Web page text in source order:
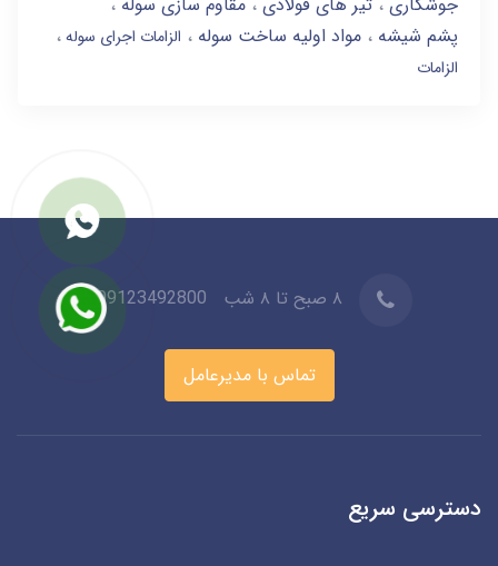
پشم شیشه
مواد اولیه ساخت سوله
الزامات اجرای سوله
الزامات
۸ صبح تا ۸ شب 09123492800
تماس با مدیرعامل
دسترسی سریع